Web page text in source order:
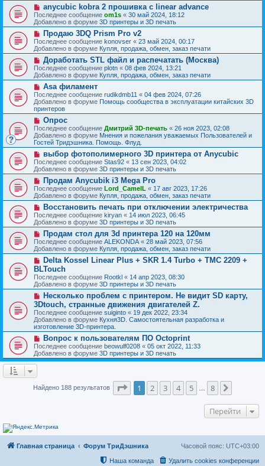
е
н
и
е
о
о
б
щ
н
и
е
Н
о
в
о
с
о
о
б
щ
е
и
е
anycubic kobra 2 прошивка с linear advance
Последнее сообщение om1s « 30 май 2024, 18:12
Добавлено в форуме 3D принтеры и 3D печать
Н
о
в
о
е
с
о
о
б
щ
е
н
и
е
Продаю 3DQ Prism Pro v2
Последнее сообщение konovser « 23 май 2024, 00:17
Добавлено в форуме Купля, продажа, обмен, заказ печати
Н
о
в
о
е
с
о
о
б
щ
е
н
и
Доработать STL файл и распечатать (Москва)
Последнее сообщение plotn « 08 фев 2024, 13:21
Добавлено в форуме Купля, продажа, обмен, заказ печати
Н
о
в
о
е
с
о
о
б
щ
е
н
и
е
Asa филамент
Последнее сообщение rudikdmb11 « 04 фев 2024, 07:26
Добавлено в форуме Помощь сообщества в эксплуатации китайских 3D
принтеров
Н
о
в
о
е
с
о
о
б
щ
е
н
и
е
Опрос
Последнее сообщение Дмитрий 3D-печать « 26 ноя 2023, 02:08
Добавлено в форуме Мнения и пожелания уважаемых Пользователей и
Гостей Тридэшника. Помощь. Флуд.
Н
о
в
о
с
о
о
б
щ
е
н
и
е
выбор фотополимерного 3D принтера от Anycubic
Последнее сообщение Stas92 « 13 сен 2023, 04:02
Добавлено в форуме 3D принтеры и 3D печать
Н
о
в
о
с
о
о
б
щ
е
н
и
е
Продам Anycubik i3 Mega Pro
Последнее сообщение Lord_CamelL « 17 авг 2023, 17:26
Добавлено в форуме Купля, продажа, обмен, заказ печати
Н
о
в
о
с
о
о
б
щ
е
н
и
е
Восстановить печать при отключении электричества
Последнее сообщение kiryan « 14 июл 2023, 06:45
Добавлено в форуме 3D принтеры и 3D печать
Н
о
в
о
с
о
о
б
щ
е
н
и
е
Продам стол для 3d принтера 120 на 120мм
Последнее сообщение ALEKONDA « 28 май 2023, 07:56
Добавлено в форуме Купля, продажа, обмен, заказ печати
Н
о
в
о
е
с
о
о
б
щ
е
н
и
е
Delta Kossel Linear Plus + SKR 1.4 Turbo + TMC 2209 +
BLTouch
Последнее сообщение Rootkl « 14 апр 2023, 08:30
Добавлено в форуме 3D принтеры и 3D печать
Н
о
в
о
е
с
о
о
б
щ
е
Несколько проблем с принтером. Не видит SD карту,
3Dtouch, странные движения двигателей Z.
Последнее сообщение suiginto « 19 дек 2022, 23:34
Добавлено в форуме Кухня3D. Самостоятельная разработка и
изготовление 3D-принтера.
Н
о
в
о
о
е
Вопрос к пользователям ПО Octoprint
Последнее сообщение beowulf0208 « 05 окт 2022, 11:33
Добавлено в форуме 3D принтеры и 3D печать
Найдено 188 результатов Страница1 из
1 2 3 4 5 8
Перейти
Главная страница Форум ТриДэшника Часовой пояс: UTC+03:00
Удалить cookies конференции
Наша команда